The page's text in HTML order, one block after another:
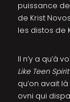
puissance de
de Krist
les distos de
Il n’y a qu’à
Like Teen Spirit
qu’on avait
ovni qui